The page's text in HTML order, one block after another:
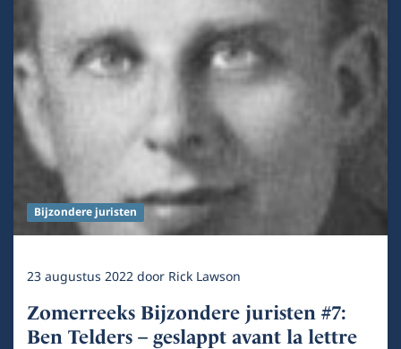
Bijzondere juristen
23 augustus 2022door Rick Lawson
Zomerreeks Bijzondere juristen #7:
Ben Telders – geslappt avant la lettre